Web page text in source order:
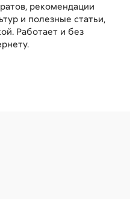
рекомендации
и полезные статьи,
Работает и без